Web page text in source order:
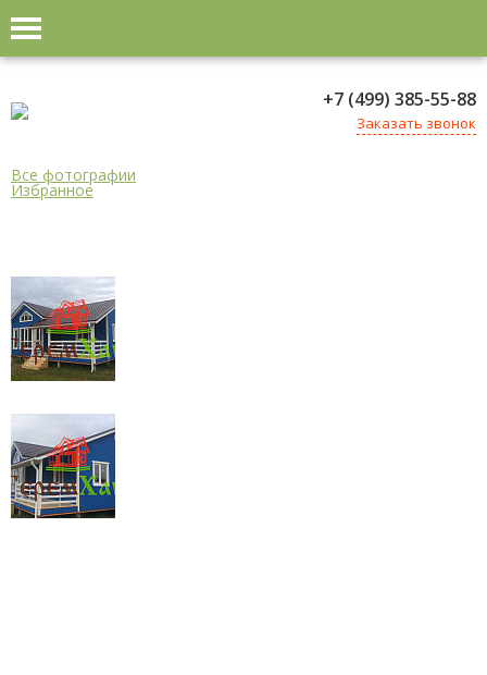
+7 (499) 385-55-88
Заказать звонок
Все фотографии
Избранное